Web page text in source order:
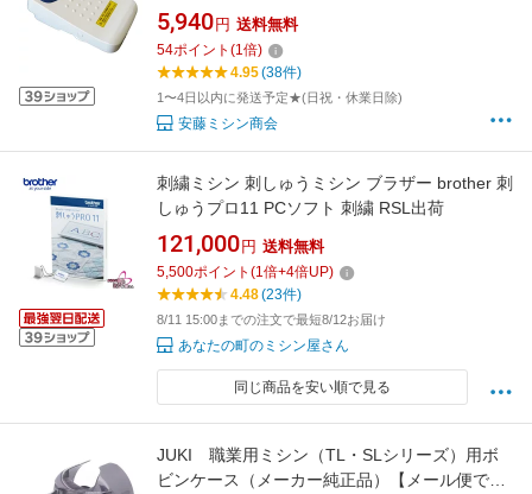
ローラー：MODEL JC-001（丸ピン型）【送
料無料】【代引き手数料サービス】
5,940 円 送料無料
54ポイント (1倍)
4.95(38件)
1〜4日以内に発送予定★(日祝・休業日除)
安藤ミシン商会
刺繍ミシン 刺しゅうミシン ブラザー brother 刺
しゅうプロ11 PCソフト 刺繍 RSL出荷
121,000 円 送料無料
5,500ポイント (1倍+4倍UP)
4.48(23件)
8/11 15:00までの注文で最短8/12お届け
あなたの町のミシン屋さん
同じ商品を安い順で見る
JUKI 職業用ミシン（TL・SLシリーズ）用ボ
ビンケース（メーカー純正品）【メール便での